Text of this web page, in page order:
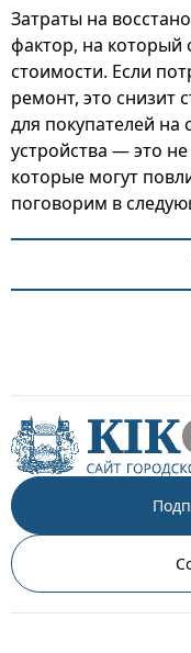
Затраты на
фактор, на который
стоимости. Если
ремонт, это снизит
для покупателей на
устройства — это
которые могут
поговорим в